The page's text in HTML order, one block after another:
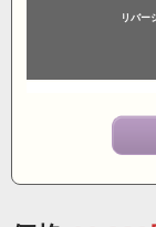
リバー
■今回メーカーさん